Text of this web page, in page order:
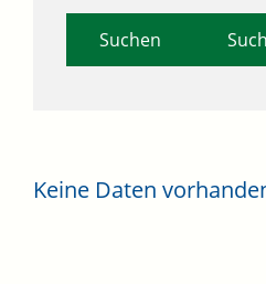
Keine Daten